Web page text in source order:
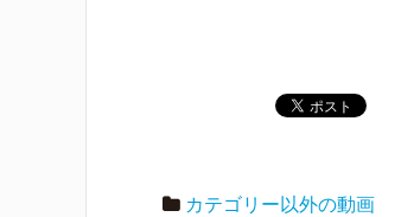
カテゴリー以外の動画